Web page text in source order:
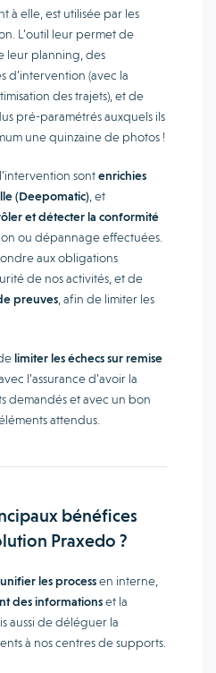
à elle, est utilisée par les
L’outil leur permet de
leur planning, des
d’intervention (avec la
des trajets), et de
pré-paramétrés auxquels ils
une quinzaine de photos !
sontenrichies
(Deepomatic), et
et détecter la conformité
ou dépannage effectuées.
aux obligations
de nos activités, et de
preuves, afin de limiter les
limiter les échecs sur remise
l’assurance d’avoir la
demandés et avec un bon
attendus.
bénéfices
Praxedo ?
unifier les processen interne,
des informationset la
aussi de déléguer la
à nos centres de supports.